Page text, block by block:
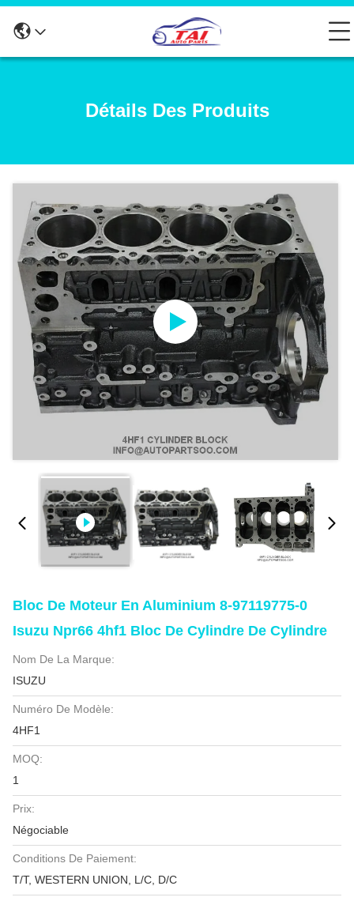
Détails Des Produits
Bloc De Moteur En Aluminium 8-97119775-0
Isuzu Npr66 4hf1 Bloc De Cylindre De Cylindre
Nom De La Marque:
ISUZU
Numéro De Modèle:
4HF1
MOQ:
1
Prix:
Négociable
Conditions De Paiement:
T/T, WESTERN UNION, L/C, D/C